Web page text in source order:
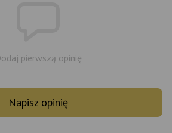
pierwszą opinię
Napisz opinię